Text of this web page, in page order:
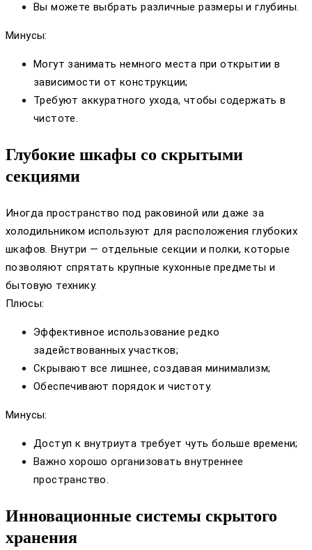
Вы можете выбрать различные размеры и глубины.
Минусы:
Могут занимать немного места при открытии в
зависимости от конструкции;
Требуют аккуратного ухода, чтобы содержать в
чистоте.
Глубокие шкафы со скрытыми
секциями
Иногда пространство под раковиной или даже за
холодильником используют для расположения глубоких
шкафов. Внутри — отдельные секции и полки, которые
позволяют спрятать крупные кухонные предметы и
бытовую технику.
Плюсы:
Эффективное использование редко
задействованных участков;
Скрывают все лишнее, создавая минимализм;
Обеспечивают порядок и чистоту.
Минусы:
Доступ к внутриута требует чуть больше времени;
Важно хорошо организовать внутреннее
пространство.
Инновационные системы скрытого
хранения